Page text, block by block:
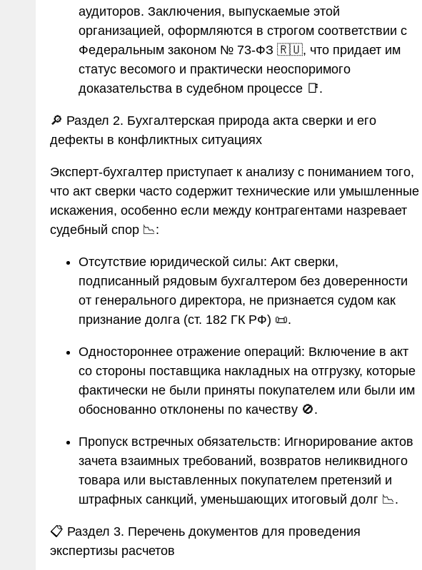
аудиторов. Заключения, выпускаемые этой
организацией, оформляются в строгом соответствии с
Федеральным законом № 73-ФЗ 🇷🇺, что придает им
статус весомого и практически неоспоримого
доказательства в судебном процессе 📑.
🔎 Раздел 2. Бухгалтерская природа акта сверки и его
дефекты в конфликтных ситуациях
Эксперт-бухгалтер приступает к анализу с пониманием того,
что акт сверки часто содержит технические или умышленные
искажения, особенно если между контрагентами назревает
судебный спор 📉:
Отсутствие юридической силы: Акт сверки,
подписанный рядовым бухгалтером без доверенности
от генерального директора, не признается судом как
признание долга (ст. 182 ГК РФ) 📜.
Одностороннее отражение операций: Включение в акт
со стороны поставщика накладных на отгрузку, которые
фактически не были приняты покупателем или были им
обоснованно отклонены по качеству 🚫.
Пропуск встречных обязательств: Игнорирование актов
зачета взаимных требований, возвратов неликвидного
товара или выставленных покупателем претензий и
штрафных санкций, уменьшающих итоговый долг 📉.
📋 Раздел 3. Перечень документов для проведения
экспертизы расчетов